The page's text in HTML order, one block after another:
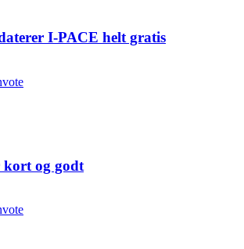
I-PACE helt gratis
kort og godt